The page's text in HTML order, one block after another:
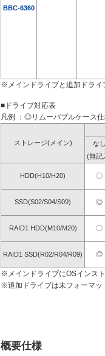
BBC-6360
※メインドライブと追加ドライ
■ドライブ対応表
凡例 ：◎リムーバブルケース
ストレージ(メイン)
なし
(無記
HDD(H10/H20) 〇
SSD(S02/S04/S09) ◎
RAID1 HDD(M10/M20) 〇
RAID1 SSD(R02/R04/R09) ◎
※メインドライブにOSインス
※追加ドライブは未フォーマッ
概要仕様